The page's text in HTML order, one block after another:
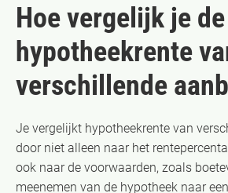
Hoe vergelijk je de
hypotheekrente
verschillende
Je vergelijkt hypotheekrente van
door niet alleen naar het
ook naar de voorwaarden, zoals
meenemen van de hypotheek naar